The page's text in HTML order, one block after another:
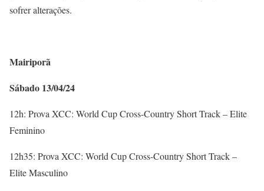
sofrer alterações.
Mairiporã
Sábado 13/04/24
12h: Prova XCC: World Cup Cross-Country Short Track – Elite
Feminino
12h35: Prova XCC: World Cup Cross-Country Short Track –
Elite Masculino